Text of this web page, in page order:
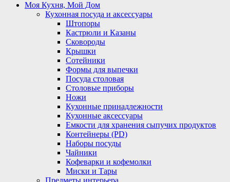
Моя Кухня, Мой Дом
Кухонная посуда и аксессуары
Штопоры
Кастрюли и Казаны
Сковороды
Крышки
Сотейники
Формы для выпечки
Посуда столовая
Столовые приборы
Ножи
Кухонные принадлежности
Кухонные аксессуары
Емкости для хранения сыпучих продуктов
Контейнеры (PD)
Наборы посуды
Чайники
Кофеварки и кофемолки
Миски и Тары